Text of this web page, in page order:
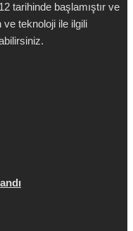
tarihinde başlamıştır ve
teknoloji ile ilgili